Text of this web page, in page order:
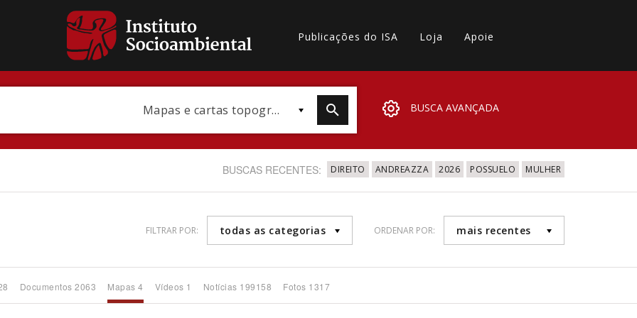
Publicações do ISA Loja Apoie
Mapas e cartas topográficas BUSCA AVANÇADA
BUSCAS RECENTES: DIREITO ANDREAZZA 2026 POSSUELO MULHER
FILTRAR POR: todas as categorias ORDENAR POR: mais recentes
Documentos 2063 Mapas 4 Vídeos 1 Notícias 199158 Fotos 1317